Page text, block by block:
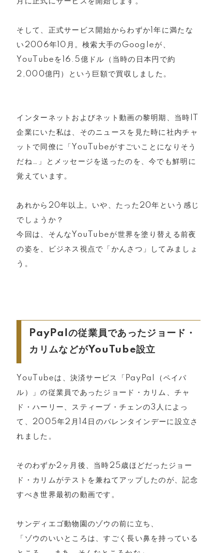
そして、正式サービス開始からわずか1年に満たな
い2006年10月。検索大手のGoogleが、
YouTubeを16.5億ドル（当時の日本円で約
2,000億円）という巨額で買収しました。
インターネットおよびネット動画の黎明期、当時IT
企業にいた私は、そのニュースを見た時に社内チャ
ットで同僚に「YouTubeがすごいことになりそう
だね…」とメッセージを送ったのを、今でも鮮明に
覚えています。
あれから20年以上。いや、たった20年という感じ
でしょうか？
今回は、そんなYouTubeが世界を塗り替える前夜
の姿を、ビジネス視点で「かんさつ」してみましょ
う。
PayPalの従業員であったジョード・
カリムなどがYouTube設立
YouTubeは、決済サービス「PayPal（ペイパ
ル）」の従業員であったジョード・カリム、チャ
ド・ハーリー、スティーブ・チェンの3人によっ
て、2005年2月14日のバレンタインデーに設立さ
れました。
そのわずか2ヶ月後、当時25歳ほどだったジョー
ド・カリムがテストを兼ねてアップしたのが、記念
すべき世界最初の動画です。
サンディエゴ動物園のゾウの前に立ち、
「ゾウのいいところは、すごく長い鼻を持っている